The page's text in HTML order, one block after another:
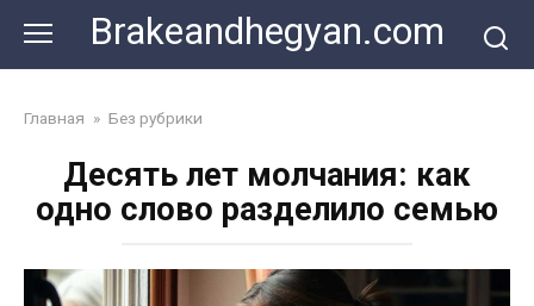
content
Brakeandhegyan.com
Главная » Без рубрики
Десять лет молчания: как
одно слово разделило семью